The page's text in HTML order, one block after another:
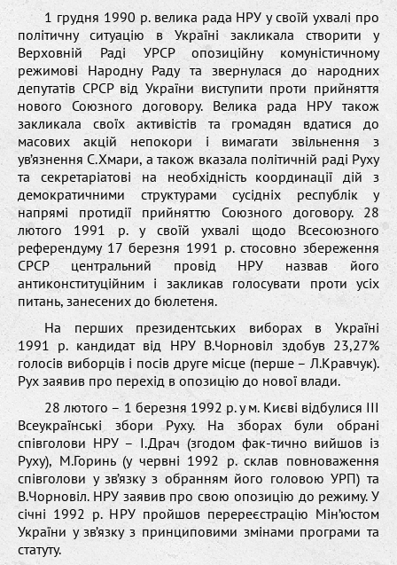
1 грудня 1990 р. велика рада НРУ у своїй ухвалі про
політичну ситуацію в Україні закликала створити у
Верховній Раді УРСР опозиційну комуністичному
режимові Народну Раду та звернулася до народних
депутатів СРСР від України виступити проти прийняття
нового Союзного договору. Велика рада НРУ також
закликала своїх активістів та громадян вдатися до
масових акцій непокори і вимагати звільнення з
ув’язнення С.Хмари, а також вказала політичній раді Руху
та секретаріатові на необхідність координації дій з
демократичними структурами сусідніх республік у
напрямі протидії прийняттю Союзного договору. 28
лютого 1991 р. у своїй ухвалі щодо Всесоюзного
референдуму 17 березня 1991 р. стосовно збереження
СРСР центральний провід НРУ назвав його
антиконституційним і закликав голосувати проти усіх
питань, занесених до бюлетеня.
На перших президентських виборах в Україні
1991 р. кандидат від НРУ В.Чорновіл здобув 23,27%
голосів виборців і посів друге місце (перше – Л.Кравчук).
Рух заявив про перехід в опозицію до нової влади.
28 лютого – 1 березня 1992 р. у м. Києві відбулися ІІІ
Всеукраїнські збори Руху. На зборах були обрані
співголови НРУ – І.Драч (згодом фак-тично вийшов із
Руху), М.Горинь (у червні 1992 р. склав повноваження
співголови у зв’язку з обранням його головою УРП) та
В.Чорновіл. НРУ заявив про свою опозицію до режиму. У
січні 1992 р. НРУ пройшов перереєстрацію Мін’юстом
України у зв’язку з принциповими змінами програми та
статуту.